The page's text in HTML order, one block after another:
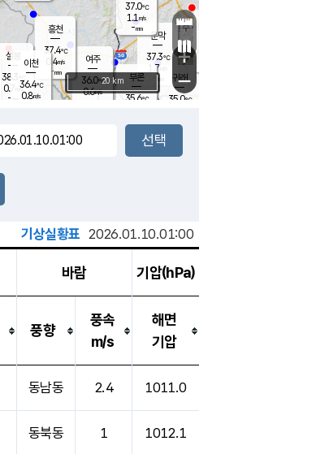
문막
37.3℃
1.7m/s
mm
부론
35.6℃
여주
36.0℃
0.6m/s
37.0℃
1.1m/s
-mm
장호원
흥천
37.4℃
0.4m/s
-mm
설봉
38.3
0.7 m/s
- mm
귀래
35.0℃
이천
36.4℃
0.8m/s
+
−
20 km
기상실황표 2026.01.10.01:00
바람 기압(hPa)
풍향
풍속
m/s
해면
기압
동남동 2.4 1011.0
동북동 1 1012.1